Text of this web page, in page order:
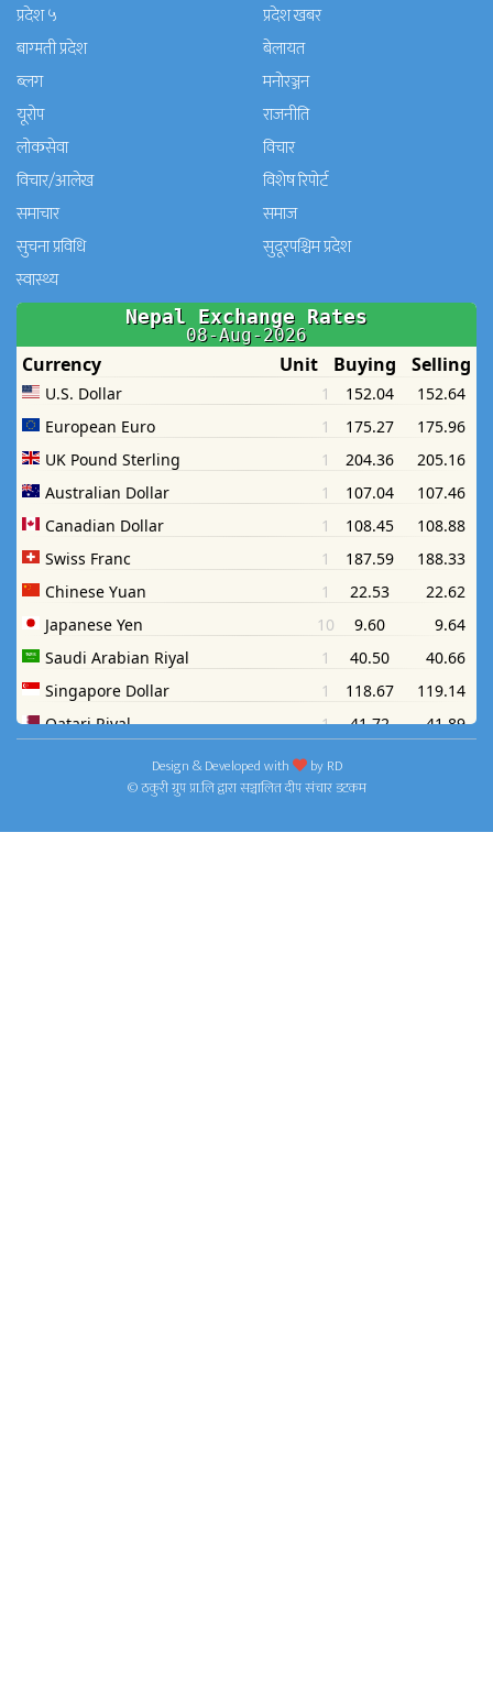
प्रदेश ५
प्रदेश खबर
बाग्मती प्रदेश
बेलायत
ब्लग
मनाेरञ्जन
यूरोप
राजनीति
लोकसेवा
विचार
विचार/आलेख
विशेष रिपोर्ट
समाचार
समाज
सुचना प्रविधि
सुदूरपश्चिम प्रदेश
स्वास्थ्य
Design & Developed with byRD
© ठकुरी ग्रुप प्रा.लि द्वारा सञ्चालित दीप संचार डटकम